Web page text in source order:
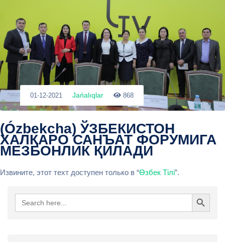
01-12-2021 Jańalıqlar 868
(Ózbekcha) ЎЗБЕКИСТОН
ХАЛҚАРО САНЪАТ ФОРУМИГА
МЕЗБОНЛИК ҚИЛАДИ
Извините, этот техт доступен только в “Өзбек Тілі”.
Search
for:
Search Button